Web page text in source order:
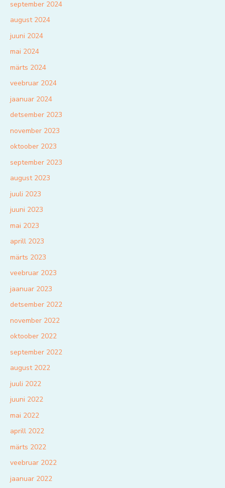
september 2024
august 2024
juuni 2024
mai 2024
märts 2024
veebruar 2024
jaanuar 2024
detsember 2023
november 2023
oktoober 2023
september 2023
august 2023
juuli 2023
juuni 2023
mai 2023
aprill 2023
märts 2023
veebruar 2023
jaanuar 2023
detsember 2022
november 2022
oktoober 2022
september 2022
august 2022
juuli 2022
juuni 2022
mai 2022
aprill 2022
märts 2022
veebruar 2022
jaanuar 2022